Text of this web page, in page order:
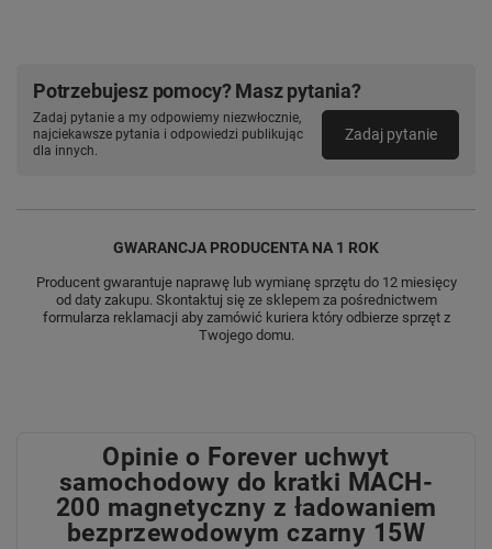
Potrzebujesz pomocy? Masz pytania?
Zadaj pytanie a my odpowiemy niezwłocznie,
najciekawsze pytania i odpowiedzi publikując
dla innych.
Zadaj pytanie
GWARANCJA PRODUCENTA NA 1 ROK
Producent gwarantuje naprawę lub wymianę sprzętu do 12 miesięcy
od daty zakupu. Skontaktuj się ze sklepem za pośrednictwem
formularza reklamacji aby zamówić kuriera który odbierze sprzęt z
Twojego domu.
Opinie o Forever uchwyt
samochodowy do kratki MACH-
200 magnetyczny z ładowaniem
bezprzewodowym czarny 15W